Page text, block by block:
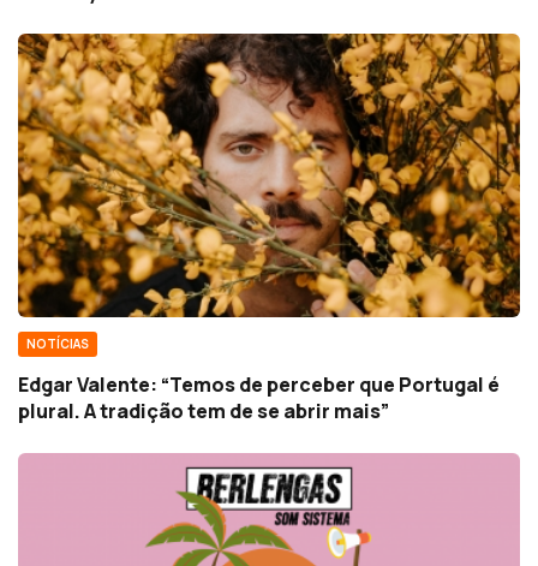
NOTÍCIAS
Edgar Valente: “Temos de perceber que Portugal é
plural. A tradição tem de se abrir mais”